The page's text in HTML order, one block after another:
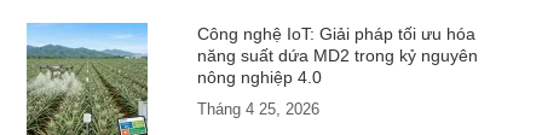
Công nghệ IoT: Giải pháp tối ưu hóa
năng suất dứa MD2 trong kỷ nguyên
nông nghiệp 4.0
Tháng 4 25, 2026